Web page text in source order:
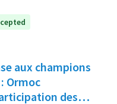
aux champions
Ormoc